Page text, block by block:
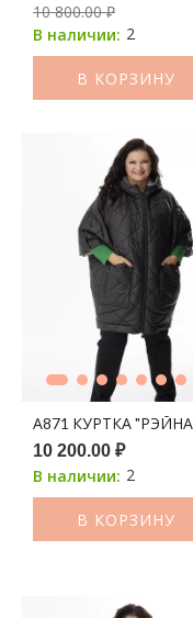
10 800.00 ₽
В наличии: 2
В КОРЗИНУ
А871 КУРТКА
10 200.00 ₽
В наличии: 2
В КОРЗИНУ